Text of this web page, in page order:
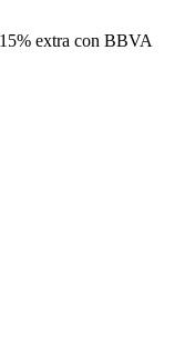
extra con BBVA